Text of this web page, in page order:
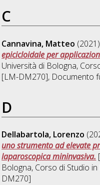
C
Cannavina, Matteo (2021)
epicicloidale per
Università di Bologna,
[LM-DM270], Documento
D
Dellabartola, Lorenzo
uno strumento ad elevate
laparoscopica mininvasiva.
Bologna, Corso di Studio in
DM270]